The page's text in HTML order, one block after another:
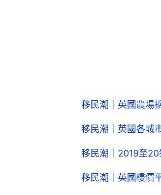
移民潮｜英國農場
移民潮｜英國各城
移民潮｜2019至
移民潮｜英國樓價